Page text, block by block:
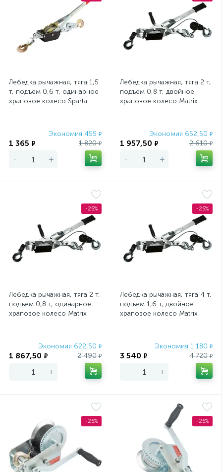
Лебедка рычажная, тяга 1,5
т, подъем 0,6 т, одинарное
храповое колесо Sparta
Экономия 455 ₽
1 365 ₽ 1 820₽
- +
Лебедка рычажная, тяга 2 т,
подъем 0,8 т, двойное
храповое колесо Matrix
Экономия 652,50 ₽
1 957,50 ₽ 2 610₽
- +
-25%
Лебедка рычажная, тяга 2 т,
подъем 0,8 т, одинарное
храповое колесо Matrix
Экономия 622,50 ₽
1 867,50 ₽ 2 490₽
- +
-25%
Лебедка рычажная, тяга 4 т,
подъем 1,6 т, двойное
храповое колесо Matrix
Экономия 1 180 ₽
3 540 ₽ 4 720₽
- +
-25% -25%